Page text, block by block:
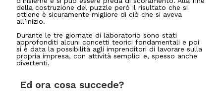
della costruzione del puzzle però il risultato che si
ottiene è sicuramente migliore di ciò che si aveva
all’inizio.
Durante le tre giornate di laboratorio sono stati
approfonditi alcuni concetti teorici fondamentali e poi
si è data la possibilità agli imprenditori di lavorare sulla
propria impresa, con attività semplici e, spesso anche
divertenti.
Ed ora cosa succede?